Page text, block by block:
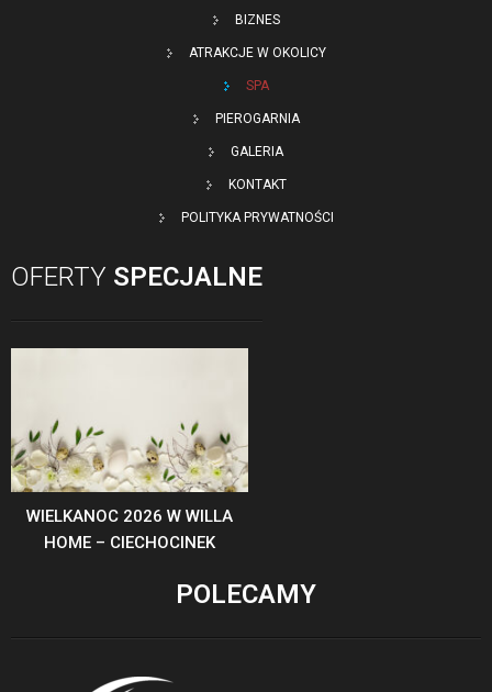
BIZNES
ATRAKCJE W OKOLICY
SPA
PIEROGARNIA
GALERIA
KONTAKT
POLITYKA PRYWATNOŚCI
OFERTY SPECJALNE
WIELKANOC 2026 W WILLA
HOME – CIECHOCINEK
POLECAMY